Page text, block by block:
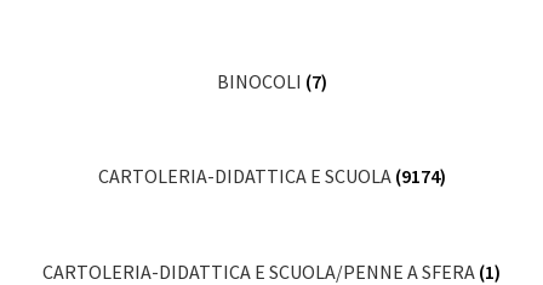
BINOCOLI (7)
CARTOLERIA-DIDATTICA E SCUOLA (9174)
CARTOLERIA-DIDATTICA E SCUOLA/PENNE A SFERA (1)